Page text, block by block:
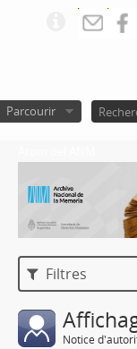
Parcourir
Filtres
Notice